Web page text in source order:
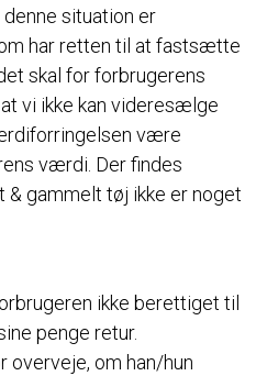
situation er
har retten til at fastsætte
skal for forbrugerens
vi ikke kan videresælge
være
værdi. Der findes
gammelt tøj ikke er noget
ikke berettiget til
penge retur.
overveje, om han/hun